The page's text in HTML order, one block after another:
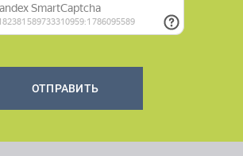
ОТПРАВИТЬ